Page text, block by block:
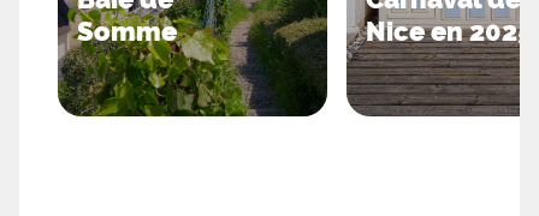
Somme
Nice en 2025